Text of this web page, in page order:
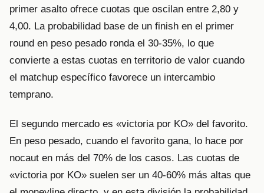
primer asalto ofrece cuotas que oscilan entre 2,80 y
4,00. La probabilidad base de un finish en el primer
round en peso pesado ronda el 30-35%, lo que
convierte a estas cuotas en territorio de valor cuando
el matchup específico favorece un intercambio
temprano.
El segundo mercado es «victoria por KO» del favorito.
En peso pesado, cuando el favorito gana, lo hace por
nocaut en más del 70% de los casos. Las cuotas de
«victoria por KO» suelen ser un 40-60% más altas que